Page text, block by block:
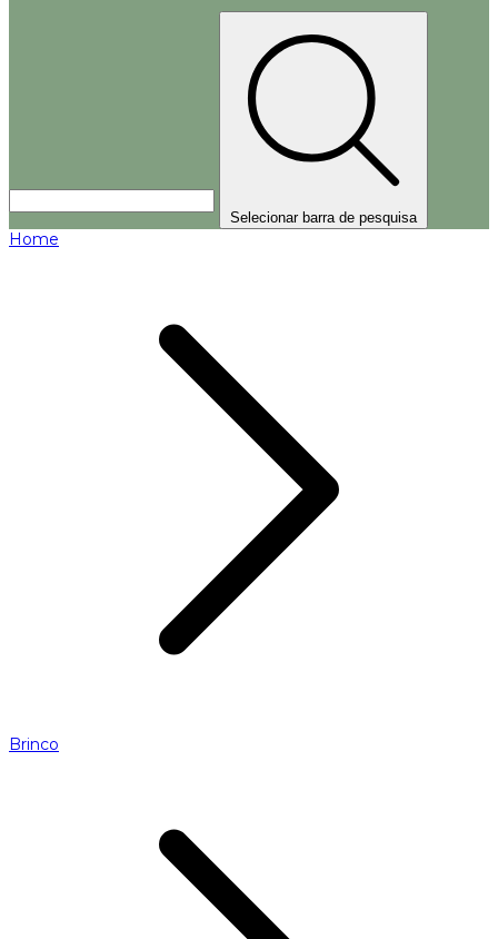
Selecionar barra de pesquisa
Home
Brinco